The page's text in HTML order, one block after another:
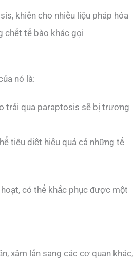
khiến cho nhiều liệu pháp hóa
chết tế bào khác gọi
nó là:
trải qua paraptosis sẽ bị trương
tiêu diệt hiệu quả cả những tế
có thể khắc phục được một
xâm lấn sang các cơ quan khác,